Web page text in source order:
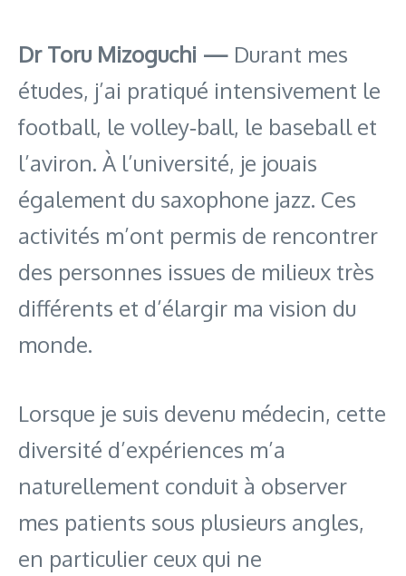
Dr Toru Mizoguchi — Durant mes
études, j’ai pratiqué intensivement le
football, le volley‑ball, le baseball et
l’aviron. À l’université, je jouais
également du saxophone jazz. Ces
activités m’ont permis de rencontrer
des personnes issues de milieux très
différents et d’élargir ma vision du
monde.
Lorsque je suis devenu médecin, cette
diversité d’expériences m’a
naturellement conduit à observer
mes patients sous plusieurs angles,
en particulier ceux qui ne